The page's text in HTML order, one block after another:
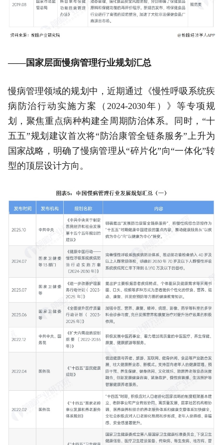
——国家层面慢病管理行业规划汇总
慢病管理领域的规划中，近期通过《慢性呼吸系统疾
病防治行动实施方案（2024-2030年）》等专项规
划，聚焦重点病种构建全周期防治体系。同时，“十
五五”规划建议首次将“防治康管全链条服务”上升为
国家战略，明确了慢病管理从“碎片化”向“一体化”转
型的顶层设计方向。